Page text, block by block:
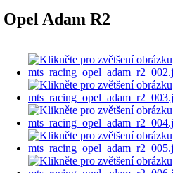
Opel Adam R2